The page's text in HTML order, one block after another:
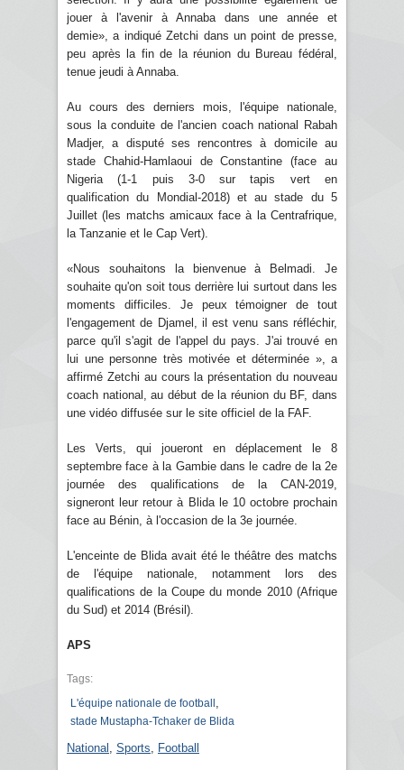
jouer à l'avenir à Annaba dans une année et
demie», a indiqué Zetchi dans un point de presse,
peu après la fin de la réunion du Bureau fédéral,
tenue jeudi à Annaba.
Au cours des derniers mois, l'équipe nationale,
sous la conduite de l'ancien coach national Rabah
Madjer, a disputé ses rencontres à domicile au
stade Chahid-Hamlaoui de Constantine (face au
Nigeria (1-1 puis 3-0 sur tapis vert en
qualification du Mondial-2018) et au stade du 5
Juillet (les matchs amicaux face à la Centrafrique,
la Tanzanie et le Cap Vert).
«Nous souhaitons la bienvenue à Belmadi. Je
souhaite qu'on soit tous derrière lui surtout dans les
moments difficiles. Je peux témoigner de tout
l'engagement de Djamel, il est venu sans réfléchir,
parce qu'il s'agit de l'appel du pays. J'ai trouvé en
lui une personne très motivée et déterminée », a
affirmé Zetchi au cours la présentation du nouveau
coach national, au début de la réunion du BF, dans
une vidéo diffusée sur le site officiel de la FAF.
Les Verts, qui joueront en déplacement le 8
septembre face à la Gambie dans le cadre de la 2e
journée des qualifications de la CAN-2019,
signeront leur retour à Blida le 10 octobre prochain
face au Bénin, à l'occasion de la 3e journée.
L'enceinte de Blida avait été le théâtre des matchs
de l'équipe nationale, notamment lors des
qualifications de la Coupe du monde 2010 (Afrique
du Sud) et 2014 (Brésil).
APS
Tags:
L'équipe nationale de football
stade Mustapha-Tchaker de Blida
National Sports Football